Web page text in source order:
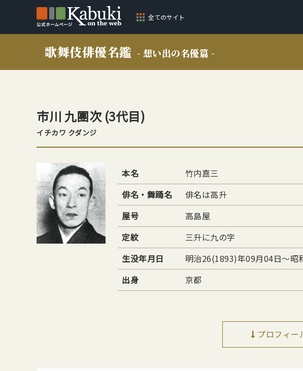
全てのサイト
歌舞伎俳優名鑑 - 想い出の名優篇 -
市川 九團次 (3代目)
イチカワ クダンジ
本名
竹内嘉三
俳名・舞踊名
俳名は高升
屋号
高島屋
定紋
三升に九の字
生没年月日
明治26(1893)年09月04日〜昭
出身
京都
プロフィー